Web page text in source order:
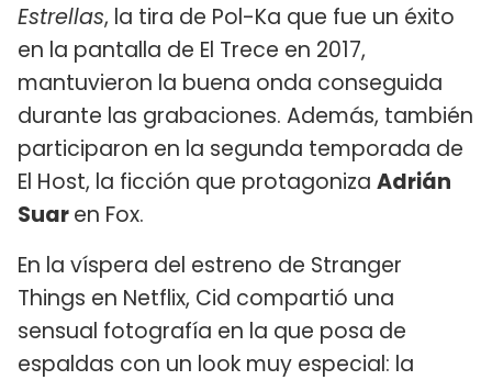
Estrellas, la tira de Pol-Ka que fue un éxito
en la pantalla de El Trece en 2017,
mantuvieron la buena onda conseguida
durante las grabaciones. Además, también
participaron en la segunda temporada de
El Host, la ficción que protagoniza Adrián
Suaren Fox.
En la víspera del estreno de Stranger
Things en Netflix, Cid compartió una
sensual fotografía en la que posa de
espaldas con un look muy especial: la